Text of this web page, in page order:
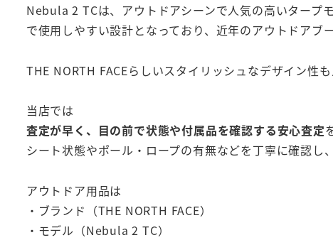
Nebula 2 TCは、アウトドアシーンで人気の高いタープ
で使用しやすい設計となっており、近年のアウトドアブ
THE NORTH FACEらしいスタイリッシュなデザイン性
当店では
査定が早く、目の前で状態や付属品を確認する安心査定
シート状態やポール・ロープの有無などを丁寧に確認し、
アウトドア用品は
・ブランド（THE NORTH FACE）
・モデル（Nebula 2 TC）